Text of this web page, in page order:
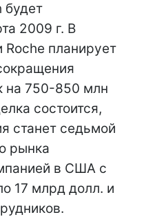
будет
2009 г. В
Roche планирует
на 750-850 млн
состоится,
станет седьмой
рынка
в США с
17 млрд долл. и